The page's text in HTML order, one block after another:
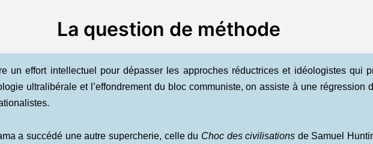
La question de méthode
un effort intellectuel pour dépasser les approches réductrices et idéologistes qui
ultralibérale et l’effondrement du bloc communiste, on assiste à une régression
a succédé une autre supercherie, celle du Choc des civilisations de Samuel